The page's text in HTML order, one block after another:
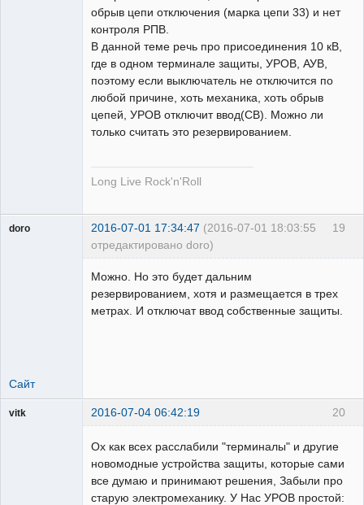
обрыв цепи отключения (марка цепи 33) и нет
контроля РПВ.
В данной теме речь про присоединения 10 кВ,
где в одном терминале защиты, УРОВ, АУВ,
поэтому если выключатель не отключится по
любой причине, хоть механика, хоть обрыв
цепей, УРОВ отключит ввод(СВ). Можно ли
только считать это резервированием.
Long Live Rock'n'Roll
19
doro 2016-07-01 17:34:47 (2016-07-01 18:03:55
отредактировано doro)
Можно. Но это будет дальним
резервированием, хотя и размещается в трех
метрах. И отключат ввод собственные защиты.
Сайт
20
vitk 2016-07-04 06:42:19
Ох как всех расслабили "терминалы" и другие
новомодные устройства защиты, которые сами
все думаю и принимают решения, Забыли про
старую электромеханику. У Нас УРОВ простой: